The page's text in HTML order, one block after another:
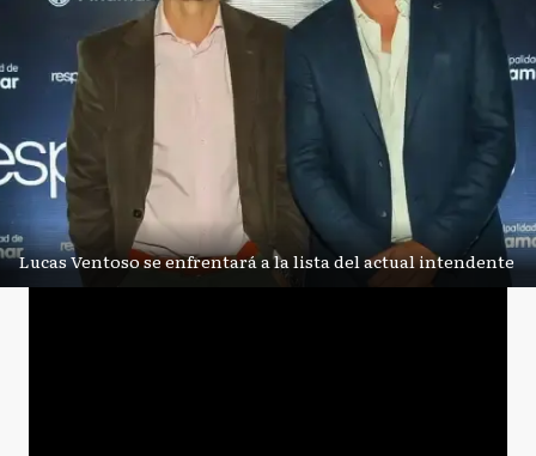
Lucas Ventoso se enfrentará a la lista del actual intendente